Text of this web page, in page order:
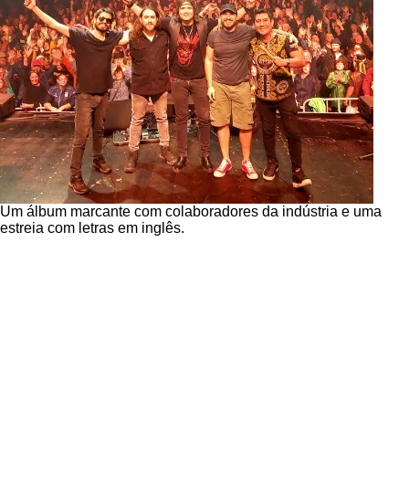
Um álbum marcante com colaboradores da indústria e uma
estreia com letras em inglês.